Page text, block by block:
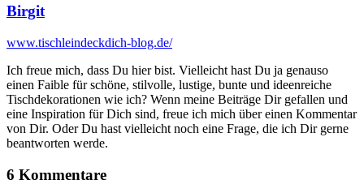
Birgit
www.tischleindeckdich-blog.de/
Ich freue mich, dass Du hier bist. Vielleicht hast Du ja genauso
einen Faible für schöne, stilvolle, lustige, bunte und ideenreiche
Tischdekorationen wie ich? Wenn meine Beiträge Dir gefallen und
eine Inspiration für Dich sind, freue ich mich über einen Kommentar
von Dir. Oder Du hast vielleicht noch eine Frage, die ich Dir gerne
beantworten werde.
6 Kommentare